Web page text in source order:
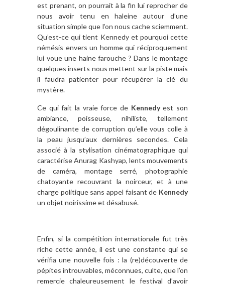
est prenant, on pourrait à la fin lui reprocher de
nous avoir tenu en haleine autour d’une
situation simple que l’on nous cache sciemment.
Qu’est-ce qui tient Kennedy et pourquoi cette
némésis envers un homme qui réciproquement
lui voue une haine farouche ? Dans le montage
quelques inserts nous mettent sur la piste mais
il faudra patienter pour récupérer la clé du
mystère.
Ce qui fait la vraie force de Kennedyest son
ambiance, poisseuse, nihiliste, tellement
dégoulinante de corruption qu’elle vous colle à
la peau jusqu’aux dernières secondes. Cela
associé à la stylisation cinématographique qui
caractérise Anurag Kashyap, lents mouvements
de caméra, montage serré, photographie
chatoyante recouvrant la noirceur, et à une
charge politique sans appel faisant de Kennedy
un objet noirissime et désabusé.
Enfin, si la compétition internationale fut très
riche cette année, il est une constante qui se
vérifia une nouvelle fois : la (re)découverte de
pépites introuvables, méconnues, culte, que l’on
remercie chaleureusement le festival d’avoir